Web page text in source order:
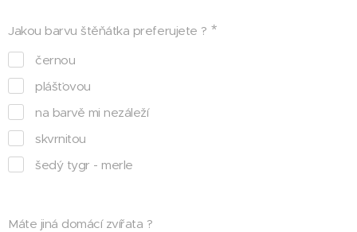
Jakou barvu štěňátka preferujete ?
černou
plášťovou
na barvě mi nezáleží
skvrnitou
šedý tygr - merle
Máte jiná domácí zvířata ?